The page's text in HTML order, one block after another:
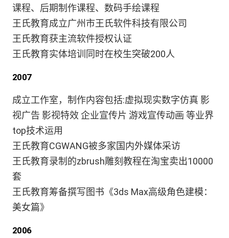
课程、后期制作课程、数码手绘课程
王氏教育成立广州市王氏软件科技有限公司
王氏教育获主流软件授权认证
王氏教育实体培训同时在校生突破200人
2007
成立工作室，制作内容包括:虚拟现实数字仿真 影
视广告 影视特效 企业宣传片 游戏宣传动画 等业界
top技术运用
王氏教育CGWANG被多家国内外媒体采访
王氏教育录制的zbrush雕刻教程在淘宝卖出10000
套
王氏教育筹备撰写图书《3ds Max高级角色建模：
美女篇》
2006